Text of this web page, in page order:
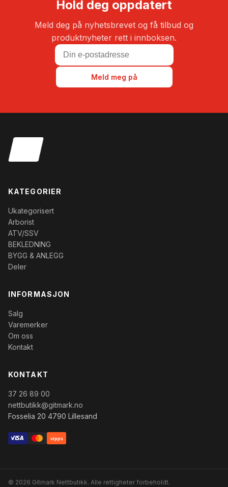
Hold deg oppdatert
Meld deg på nyhetsbrevet og få tilbud og
produktnyheter rett i innboksen.
Meld meg på
KATEGORIER
Ukategorisert
Arborist
ATV/SSV
BEKLEDNING
BYGG & ANLEGG
Deler
INFORMASJON
Salg
Varemerker
Om oss
Kontakt
KONTAKT
37 26 89 00
nettbutikk@gitmark.no
Fosselia 20 4790 Lillesand
vipps
© 2026 Gitmark Nettbutikk. Alle rettigheter forbeholdt.